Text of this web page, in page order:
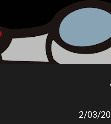
2/03/